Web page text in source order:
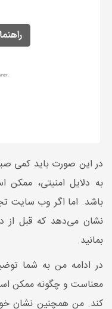
در این صورت باید کمی
به دلایل امنیتی،
باشد. اما اگر وب‌ سایت
نشان می‌دهد که قبل از
بمانید.
در ادامه من به شما
معناست و چگونه ممکن
کند. من همچنین نشان